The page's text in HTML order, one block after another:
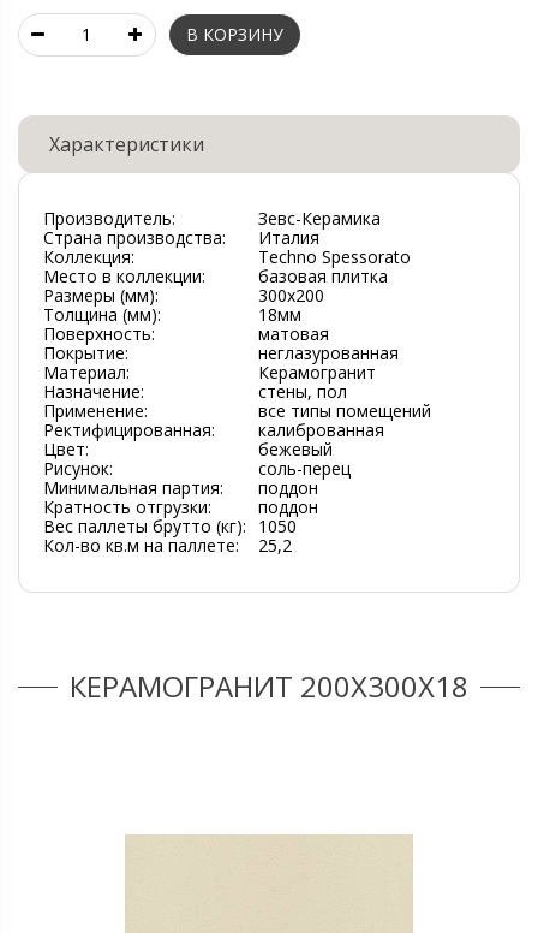
Характеристики
Производитель:
Зевс-Керамика
Страна производства:
Италия
Коллекция:
Techno Spessorato
Место в коллекции:
базовая плитка
Размеры (мм):
300х200
Толщина (мм):
18мм
Поверхность:
матовая
Покрытие:
неглазурованная
Материал:
Керамогранит
Назначение:
стены, пол
Применение:
все типы помещений
Ректифицированная:
калиброванная
Цвет:
бежевый
Рисунок:
соль-перец
Минимальная партия:
поддон
Кратность отгрузки:
поддон
Вес паллеты брутто (кг):
1050
Кол-во кв.м на паллете:
25,2
КЕРАМОГРАНИТ 200Х300Х18